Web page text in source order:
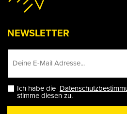
NEWSLETTER
Ich habe die
stimme diesen zu.